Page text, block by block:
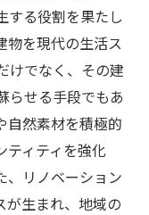
する役割を果たし
物を現代の生活ス
けでなく、その建
らせる手段でもあ
自然素材を積極的
ティティを強化
、リノベーション
が生まれ、地域の